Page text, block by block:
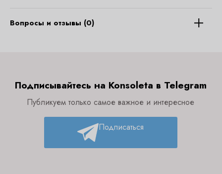
Вопросы и отзывы (0)
Подписывайтесь на Konsoleta в Telegram
Публикуем только самое важное и интересное
Подписаться